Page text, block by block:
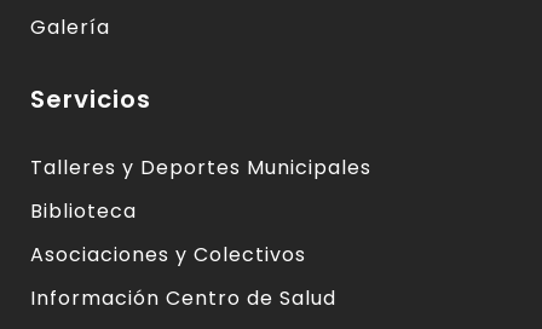
Galería
Servicios
Talleres y Deportes Municipales
Biblioteca
Asociaciones y Colectivos
Información Centro de Salud